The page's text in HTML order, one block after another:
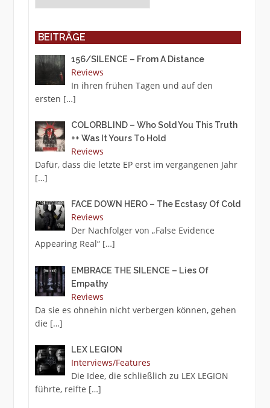
BEITRÄGE
156/SILENCE – From A Distance
Reviews
In ihren frühen Tagen und auf den
ersten […]
COLORBLIND – Who Sold You This Truth
++ Was It Yours To Hold
Reviews
Dafür, dass die letzte EP erst im vergangenen Jahr
[…]
FACE DOWN HERO – The Ecstasy Of Cold
Reviews
Der Nachfolger von „False Evidence
Appearing Real“ […]
EMBRACE THE SILENCE – Lies Of
Empathy
Reviews
Da sie es ohnehin nicht verbergen können, gehen
die […]
LEX LEGION
Interviews/Features
Die Idee, die schließlich zu LEX LEGION
führte, reifte […]